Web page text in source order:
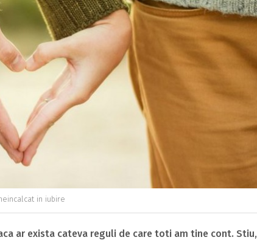
in iubire
ar exista cateva reguli de care toti am tine cont. Stiu,